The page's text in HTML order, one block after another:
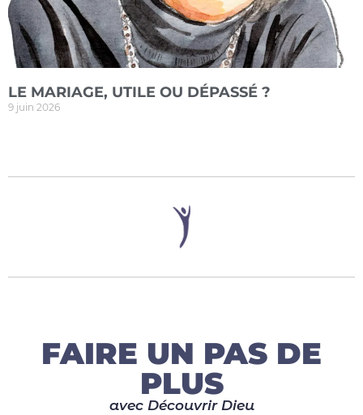
LE MARIAGE, UTILE OU DÉPASSÉ ?
9 juin 2026
FAIRE UN PAS DE
PLUS
avec Découvrir Dieu